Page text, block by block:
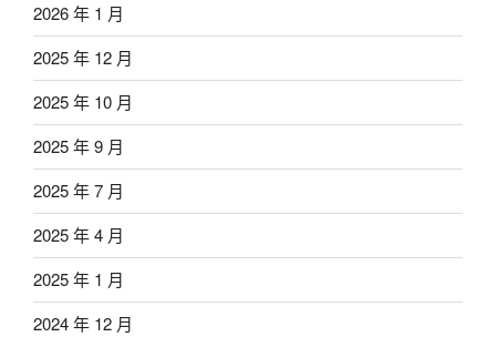
2026 年 1 月
2025 年 12 月
2025 年 10 月
2025 年 9 月
2025 年 7 月
2025 年 4 月
2025 年 1 月
2024 年 12 月